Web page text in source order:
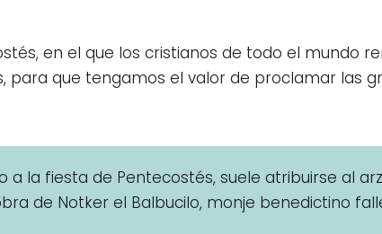
en el que los cristianos de todo el mundo
para que tengamos el valor de proclamar las
a la fiesta de Pentecostés, suele atribuirse al
de Notker el Balbucilo, monje benedictino